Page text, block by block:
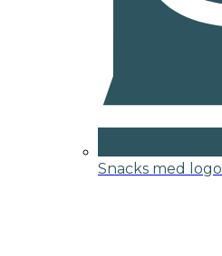
Snacks med logo